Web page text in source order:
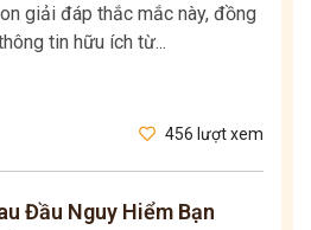
giải đáp thắc mắc này, đồng
tin hữu ích từ...
456 lượt xem
Đầu Nguy Hiểm Bạn